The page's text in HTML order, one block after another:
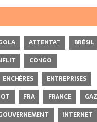
ATTENTAT
BRÉSIL
CONGO
ENCHÈRES
ENTREPRISES
FRA FRANCE
GAZ
INTERNET